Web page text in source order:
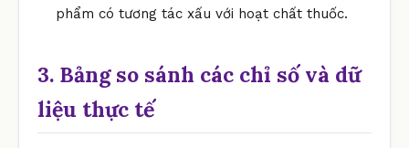
phẩm có tương tác xấu với hoạt chất thuốc.
3. Bảng so sánh các chỉ số và dữ
liệu thực tế